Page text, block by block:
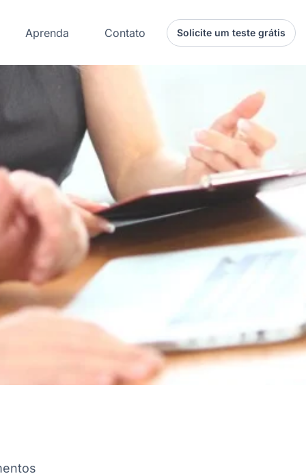
Aprenda Contato Solicite um teste grátis